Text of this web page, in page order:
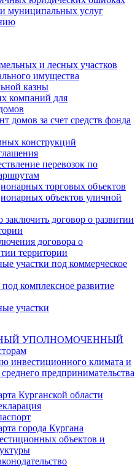
муниципальных услуг
и лесных участков
имущества
казны
компаний для
домов за счет средств фонда
конструкций
перевозок по
торговых объектов
объектов уличной
договор о развитии
договора о
территории
участки под коммерческое
комплексное развитие
участки
УПОЛНОМОЧЕННЫЙ
инвестиционного климата и
предпринимательства
Курганской области
города Кургана
объектов и